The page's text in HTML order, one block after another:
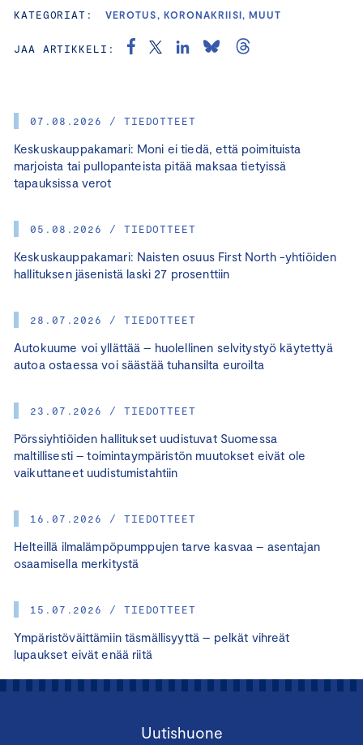
07.08.2026 / TIEDOTTEET
Keskuskauppakamari: Moni ei tiedä, että poimituista
marjoista tai pullopanteista pitää maksaa tietyissä
tapauksissa verot
05.08.2026 / TIEDOTTEET
Keskuskauppakamari: Naisten osuus First North -yhtiöiden
hallituksen jäsenistä laski 27 prosenttiin
28.07.2026 / TIEDOTTEET
Autokuume voi yllättää – huolellinen selvitystyö käytettyä
autoa ostaessa voi säästää tuhansilta euroilta
23.07.2026 / TIEDOTTEET
Pörssiyhtiöiden hallitukset uudistuvat Suomessa
maltillisesti – toimintaympäristön muutokset eivät ole
vaikuttaneet uudistumistahtiin
16.07.2026 / TIEDOTTEET
Helteillä ilmalämpöpumppujen tarve kasvaa – asentajan
osaamisella merkitystä
15.07.2026 / TIEDOTTEET
Ympäristöväittämiin täsmällisyyttä – pelkät vihreät
lupaukset eivät enää riitä
KATEGORIAT: VEROTUS, KORONAKRIISI, MUUT
JAA ARTIKKELI:
Uutishuone